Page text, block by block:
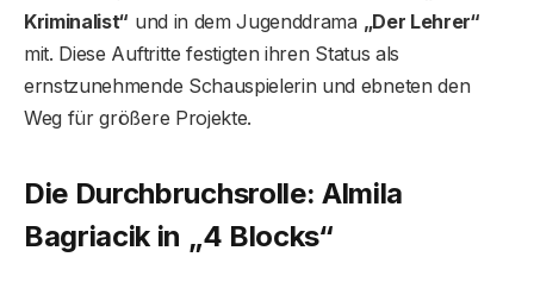
Kriminalist“ und in dem Jugenddrama „Der Lehrer“
mit. Diese Auftritte festigten ihren Status als
ernstzunehmende Schauspielerin und ebneten den
Weg für größere Projekte.
Die Durchbruchsrolle: Almila
Bagriacik in „4 Blocks“